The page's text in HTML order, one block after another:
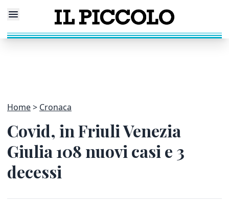
Home Cronaca
Covid, in Friuli Venezia
Giulia 108 nuovi casi e 3
decessi